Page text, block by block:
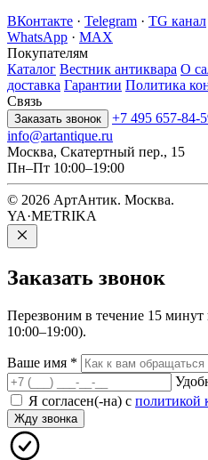
ВКонтакте · Telegram · TG канал
WhatsApp · MAX
Покупателям
Каталог Вестник антиквара О
доставка Гарантии Политика
Связь
Заказать звонок +7 495 657-84-
info@artantique.ru
Москва, Скатертный пер., 15
Пн–Пт 10:00–19:00
© 2026 АртАнтик. Москва.
YA·METRIKA
Заказать звонок
Перезвоним в течение 15
10:00–19:00).
Ваше имя *
Я согласен(-на) с политикой
Жду звонка